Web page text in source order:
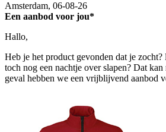
Amsterdam, 06-08-26
Een aanbod voor jou*
Hallo,
Heb je het product gevonden dat je
toch nog een nachtje over slapen? Dat
geval hebben we een vrijblijvend aanbod